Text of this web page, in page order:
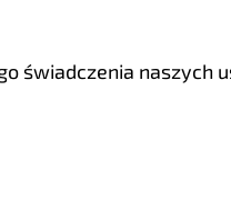
świadczenia naszych